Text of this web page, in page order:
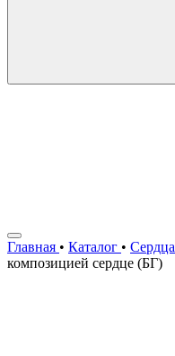
Главная • Каталог • Сердца
композицией сердце (БГ)